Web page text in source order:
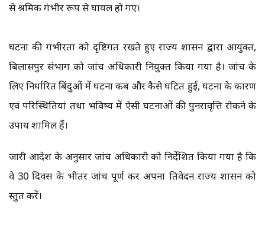
से श्रमिक गंभीर रूप से घायल हो गए।
घटना की गंभीरता को दृष्टिगत रखते हुए राज्य शासन द्वारा आयुक्त,
बिलासपुर संभाग को जांच अधिकारी नियुक्त किया गया है। जांच के
लिए निर्धारित बिंदुओं में घटना कब और कैसे घटित हुई, घटना के कारण
एवं परिस्थितियां तथा भविष्य में ऐसी घटनाओं की पुनरावृत्ति रोकने के
उपाय शामिल हैं।
जारी आदेश के अनुसार जांच अधिकारी को निर्देशित किया गया है कि
वे 30 दिवस के भीतर जांच पूर्ण कर अपना प्रतिवेदन राज्य शासन को
प्रस्तुत करें।